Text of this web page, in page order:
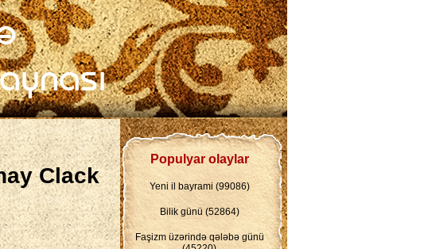
Clack
Populyar olaylar
Yeni il bayrami (99086)
Bilik günü (52864)
Faşizm üzərində qələbə günü